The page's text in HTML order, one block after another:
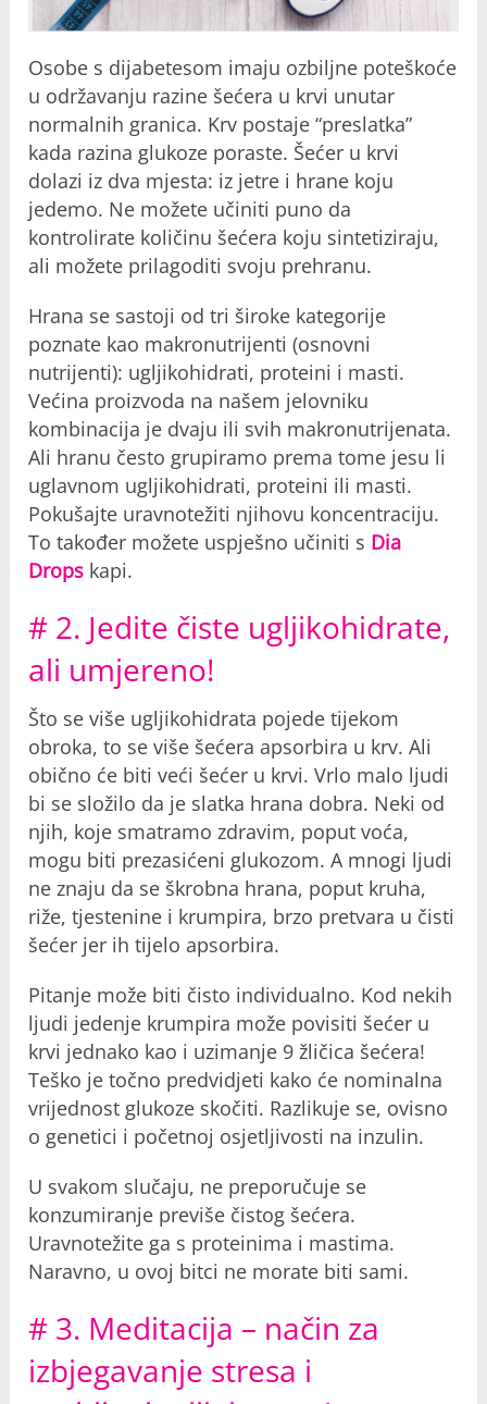
Osobe s dijabetesom imaju ozbiljne poteškoće
u održavanju razine šećera u krvi unutar
normalnih granica. Krv postaje “preslatka”
kada razina glukoze poraste. Šećer u krvi
dolazi iz dva mjesta: iz jetre i hrane koju
jedemo. Ne možete učiniti puno da
kontrolirate količinu šećera koju sintetiziraju,
ali možete prilagoditi svoju prehranu.
Hrana se sastoji od tri široke kategorije
poznate kao makronutrijenti (osnovni
nutrijenti): ugljikohidrati, proteini i masti.
Većina proizvoda na našem jelovniku
kombinacija je dvaju ili svih makronutrijenata.
Ali hranu često grupiramo prema tome jesu li
uglavnom ugljikohidrati, proteini ili masti.
Pokušajte uravnotežiti njihovu koncentraciju.
To također možete uspješno učiniti s Dia
Drops kapi.
# 2. Jedite čiste ugljikohidrate,
ali umjereno!
Što se više ugljikohidrata pojede tijekom
obroka, to se više šećera apsorbira u krv. Ali
obično će biti veći šećer u krvi. Vrlo malo ljudi
bi se složilo da je slatka hrana dobra. Neki od
njih, koje smatramo zdravim, poput voća,
mogu biti prezasićeni glukozom. A mnogi ljudi
ne znaju da se škrobna hrana, poput kruha,
riže, tjestenine i krumpira, brzo pretvara u čisti
šećer jer ih tijelo apsorbira.
Pitanje može biti čisto individualno. Kod nekih
ljudi jedenje krumpira može povisiti šećer u
krvi jednako kao i uzimanje 9 žličica šećera!
Teško je točno predvidjeti kako će nominalna
vrijednost glukoze skočiti. Razlikuje se, ovisno
o genetici i početnoj osjetljivosti na inzulin.
U svakom slučaju, ne preporučuje se
konzumiranje previše čistog šećera.
Uravnotežite ga s proteinima i mastima.
Naravno, u ovoj bitci ne morate biti sami.
# 3. Meditacija – način za
izbjegavanje stresa i